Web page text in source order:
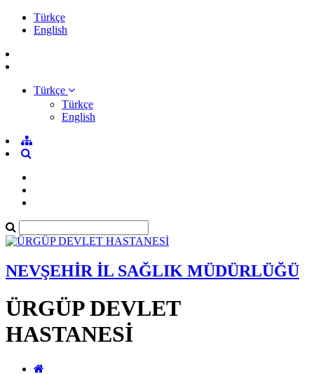
Türkçe
English
Türkçe
Türkçe
English
NEVŞEHİR İL SAĞLIK MÜDÜRLÜĞÜ
ÜRGÜP DEVLET
HASTANESİ